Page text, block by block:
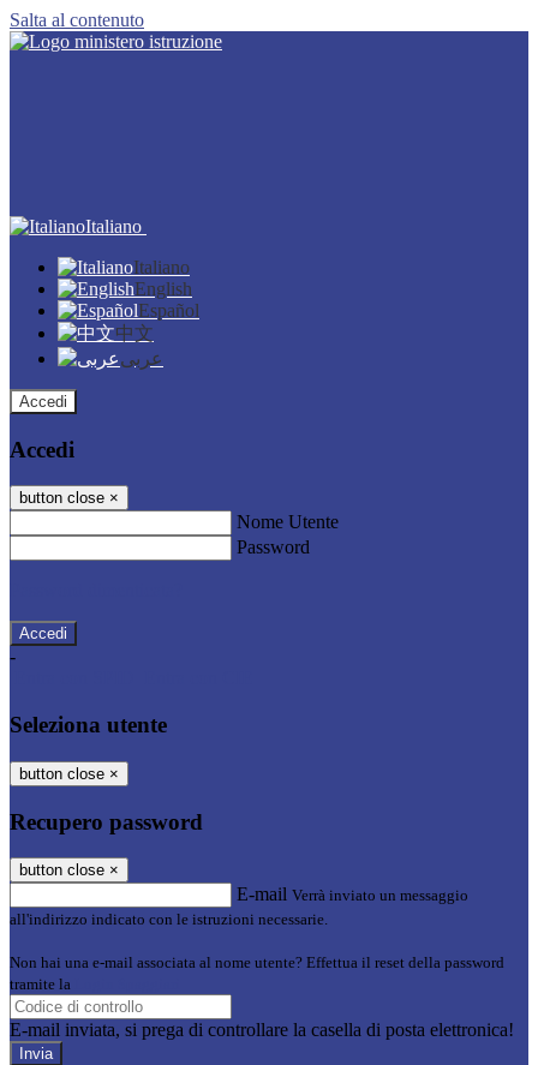
Salta al contenuto
Italiano
Italiano
English
Español
中文
عربى
Accedi
Accedi
button close ×
Nome Utente
Password
-
Seleziona utente
button close ×
Recupero password
button close ×
E-mail Verrà inviato un messaggio
all'indirizzo indicato con le istruzioni necessarie.
Non hai una e-mail associata al nome utente? Effettua il reset della password
tramite la
E-mail inviata, si prega di controllare la casella di posta elettronica!